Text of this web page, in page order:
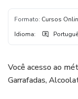
Formato: Cursos
Idioma:
Você acesso ao
Garrafadas,